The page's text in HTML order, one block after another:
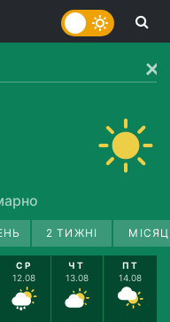
2 ТИЖНІ
СР
12.08
ЧТ
13.08
ПТ
14.08